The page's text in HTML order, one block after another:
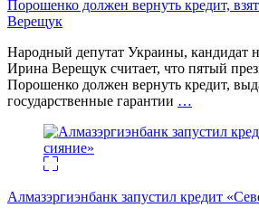
Порошенко должен вернуть кредит,
Верещук
Народный депутат Украины, кандидат
Ирина Верещук считает, что пятый
Порошенко должен вернуть кредит,
государственные гарантии …
Алмазэргиэнбанк запустил кредит